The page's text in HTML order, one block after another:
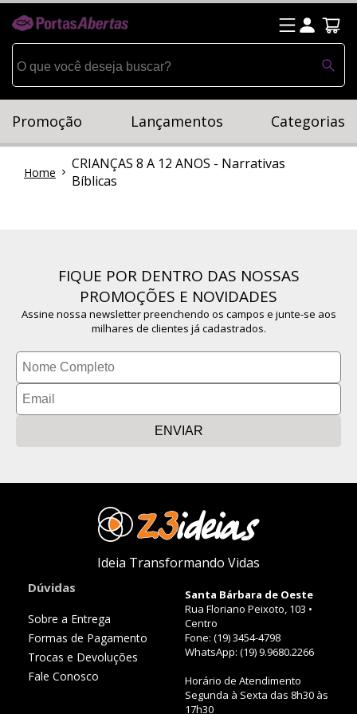
Promoção Lançamentos Categorias
Home
CRIANÇAS 8 A 12 ANOS - Narrativas
Bíblicas
FIQUE POR DENTRO DAS NOSSAS
PROMOÇÕES E NOVIDADES
Assine nossa newsletter preenchendo os campos e junte-se aos
milhares de clientes já cadastrados.
ENVIAR
Ideia Transformando Vidas
Dúvidas
Sobre a Entrega
Formas de Pagamento
Trocas e Devoluções
Fale Conosco
Santa Bárbara de Oeste
Rua Floriano Peixoto, 103 •
Centro
Fone: (19) 3454-4798
WhatsApp: (19) 9.9680.2266
Horário de Atendimento
Segunda à Sexta das 8h30 às
17h30